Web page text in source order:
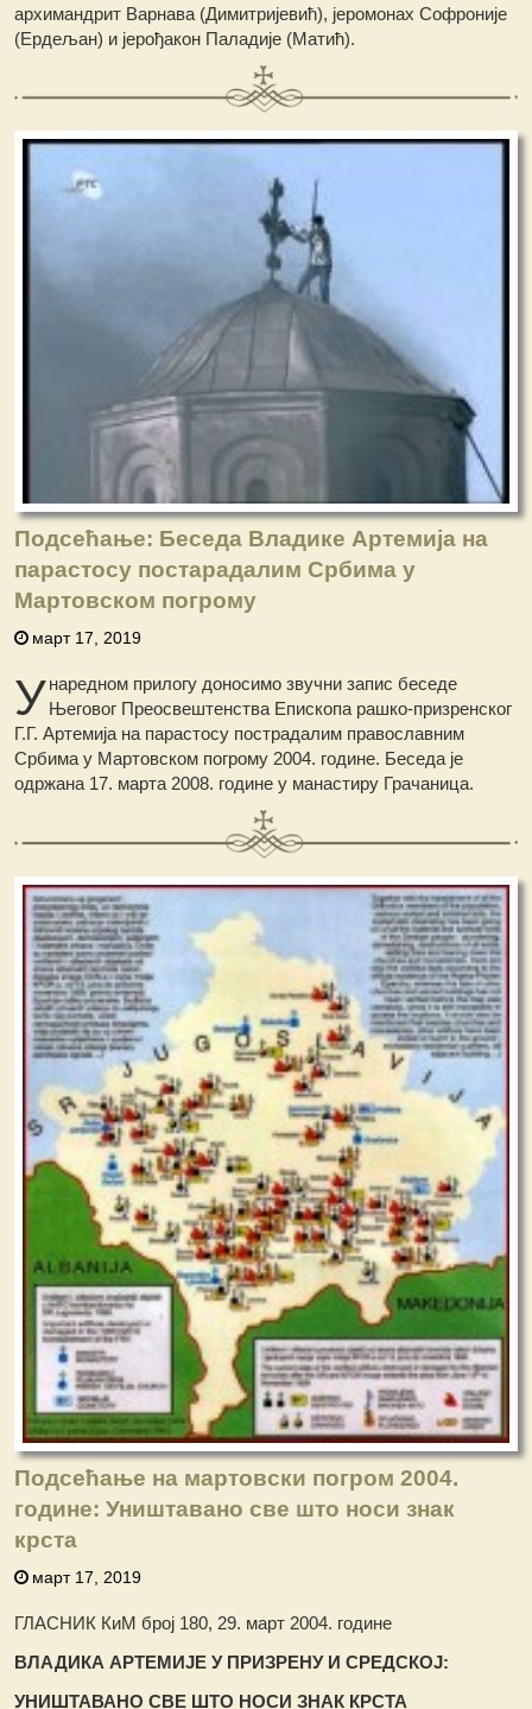
архимандрит Варнава (Димитријевић), јеромонах Софроније
(Ердељан) и јерођакон Паладије (Матић).
Подсећање: Беседа Владике Артемија на
парастосу постарадалим Србима у
Мартовском погрому
март 17, 2019
Унаредном прилогу доносимо звучни запис беседе
Његовог Преосвештенства Епископа рашко-призренског
Г.Г. Артемија на парастосу пострадалим православним
Србима у Мартовском погрому 2004. године. Беседа је
одржана 17. марта 2008. године у манастиру Грачаница.
Подсећање на мартовски погром 2004.
године: Уништавано све што носи знак
крста
март 17, 2019
ГЛАСНИК КиМ број 180, 29. март 2004. године
ВЛАДИКА АРТЕМИЈЕ У ПРИЗРЕНУ И СРЕДСКОЈ:
УНИ ШТАВАНО СВЕ ШТО НОСИ ЗНАК КРСТА